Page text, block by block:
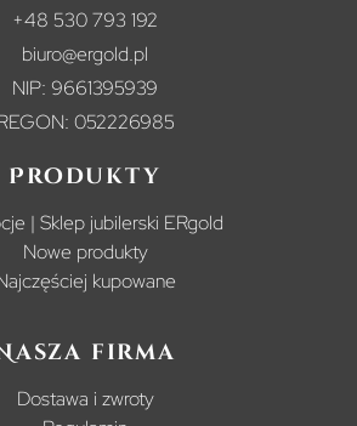
+48 530 793 192
biuro@ergold.pl
NIP: 9661395939
052226985
Produkty
| Sklep jubilerski ERgold
Nowe produkty
kupowane
firma
Dostawa i zwroty